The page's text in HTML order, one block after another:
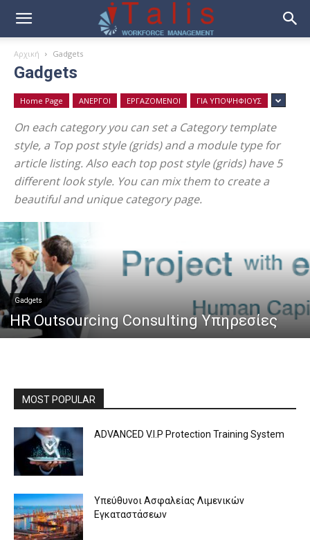
Αρχική Gadgets
Gadgets
Home Page ΑΝΕΡΓΟΙ ΕΡΓΑΖΟΜΕΝΟΙ ΓΙΑ ΥΠΟΨΗΦΙΟΥΣ
On each category you can set a Category template
style, a Top post style (grids) and a module type for
article listing. Also each top post style (grids) have 5
different look style. You can mix them to create a
beautiful and unique category page.
Gadgets
HR Outsourcing Consulting Υπηρεσίες
MOST POPULAR
ADVANCED V.I.P Protection Training System
Υπεύθυνοι Ασφαλείας Λιμενικών
Εγκαταστάσεων